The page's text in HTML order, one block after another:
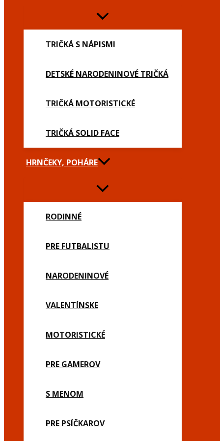
TRIČKÁ S NÁPISMI
DETSKÉ NARODENINOVÉ TRIČKÁ
TRIČKÁ MOTORISTICKÉ
TRIČKÁ SOLID FACE
HRNČEKY, POHÁRE
RODINNÉ
PRE FUTBALISTU
NARODENINOVÉ
VALENTÍNSKE
MOTORISTICKÉ
PRE GAMEROV
S MENOM
PRE PSÍČKAROV